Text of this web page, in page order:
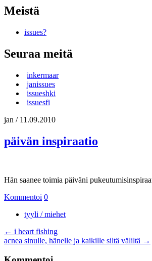
Meistä
issues?
Seuraa meitä
inkermaar
janissues
issueshki
issuesfi
jan / 11.09.2010
päivän inspiraatio
Hän saanee toimia päiväni
Kommentoi 0
tyyli / miehet
Artikkelien
selaus
← i heart fishing
acnea sinulle, hänelle ja kaikille siltä väliltä →